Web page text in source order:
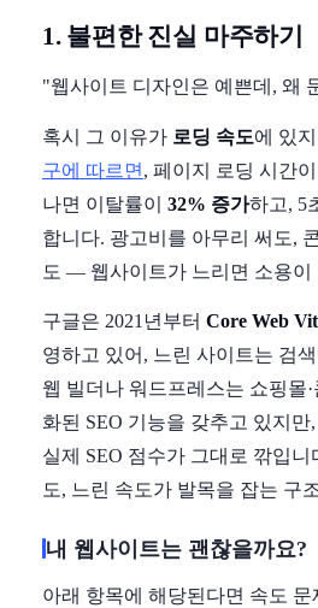
1. 불편한 진실 마주하기
"웹사이트 디자인은 예쁜데, 왜
혹시 그 이유가 로딩 속도에 있
구에 따르면 , 페이지 로딩 시간
나면 이탈률이 32% 증가하고, 5
합니다. 광고비를 아무리 써도,
도 — 웹사이트가 느리면 소용이
구글은 2021년부터 Core Web
영하고 있어, 느린 사이트는 검
웹 빌더나 워드프레스는 쇼핑몰
화된 SEO 기능을 갖추고 있지만
실제 SEO 점수가 그대로 깎입니
도, 느린 속도가 발목을 잡는 구
내 웹사이트는 괜찮을까요?
아래 항목에 해당된다면 속도